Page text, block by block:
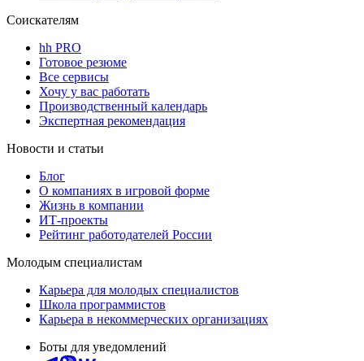
Соискателям
hh PRO
Готовое резюме
Все сервисы
Хочу у вас работать
Производственный календарь
Экспертная рекомендация
Новости и статьи
Блог
О компаниях в игровой форме
Жизнь в компании
ИТ-проекты
Рейтинг работодателей России
Молодым специалистам
Карьера для молодых специалистов
Школа программистов
Карьера в некоммерческих организациях
Боты для уведомлений